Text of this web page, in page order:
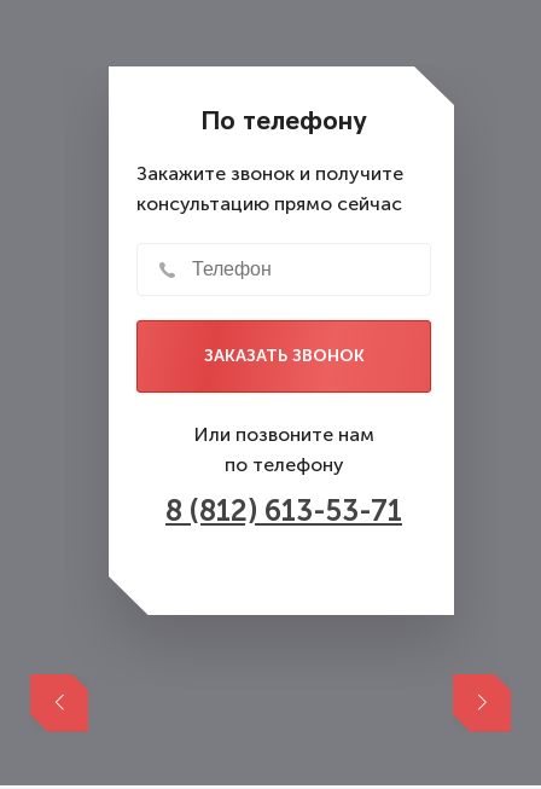
По телефону
Закажите звонок и получите
консультацию прямо сейчас
ЗАКАЗАТЬ ЗВОНОК
Или позвоните нам
по телефону
8 (812) 613-53-71